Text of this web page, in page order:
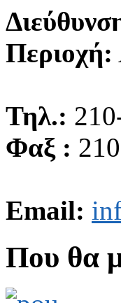
Περιοχή:
Τηλ.:
Φαξ :
Email:
Που θα